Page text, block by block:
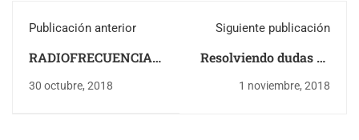
Publicación anterior
RADIOFRECUENCIA
FUNDAR
30 octubre, 2018
Siguiente publicación
Resolviendo dudas de
Celulitis
1 noviembre, 2018